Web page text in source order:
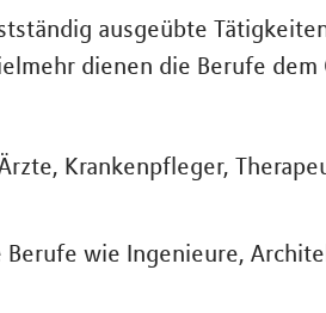
ausgeübte
dienen die Berufe dem
Krankenpfleger,
wie Ingenieure,